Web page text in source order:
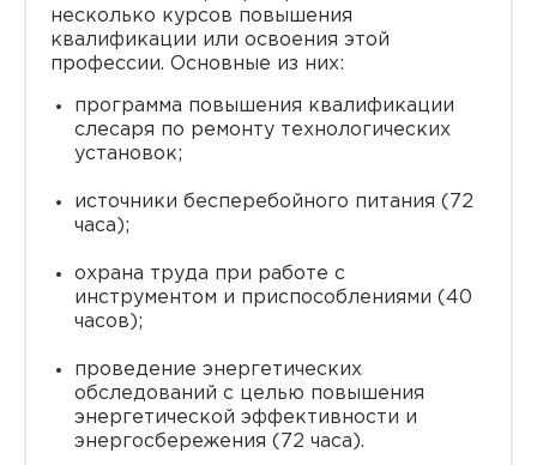
несколько курсов повышения
квалификации или освоения этой
профессии. Основные из них:
программа повышения квалификации
слесаря по ремонту технологических
установок;
источники бесперебойного питания (72
часа);
охрана труда при работе с
инструментом и приспособлениями (40
часов);
проведение энергетических
обследований с целью повышения
энергетической эффективности и
энергосбережения (72 часа).